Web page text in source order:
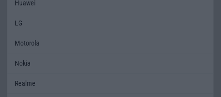
Huawei
LG
Motorola
Nokia
Realme